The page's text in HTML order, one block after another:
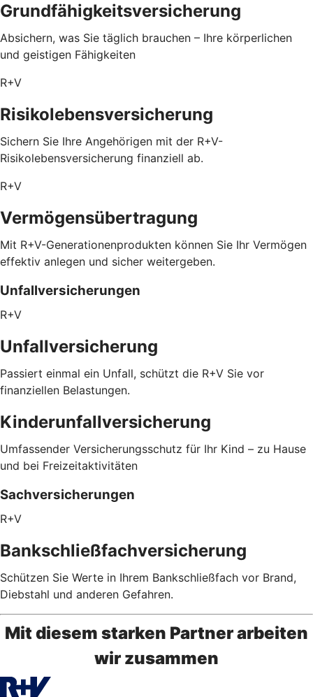
Grundfähigkeitsversicherung
Absichern, was Sie täglich brauchen – Ihre körperlichen
und geistigen Fähigkeiten
R+V
Risikolebensversicherung
Sichern Sie Ihre Angehörigen mit der R+V-
Risikolebensversicherung finanziell ab.
R+V
Vermögensübertragung
Mit R+V-Generationenprodukten können Sie Ihr Vermögen
effektiv anlegen und sicher weitergeben.
Unfallversicherungen
R+V
Unfallversicherung
Passiert einmal ein Unfall, schützt die R+V Sie vor
finanziellen Belastungen.
Kinderunfallversicherung
Umfassender Versicherungsschutz für Ihr Kind – zu Hause
und bei Freizeitaktivitäten
Sachversicherungen
R+V
Bankschließfachversicherung
Schützen Sie Werte in Ihrem Bankschließfach vor Brand,
Diebstahl und anderen Gefahren.
Mit diesem starken Partner arbeiten
wir zusammen